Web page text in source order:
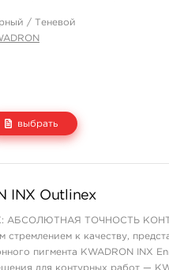
/ Теневой
выбрать
2 400 руб.
INX Outlinex
АБСОЛЮТНАЯ ТОЧНОСТЬ
к качеству,
пигмента KWADRON INX
для контурных работ —